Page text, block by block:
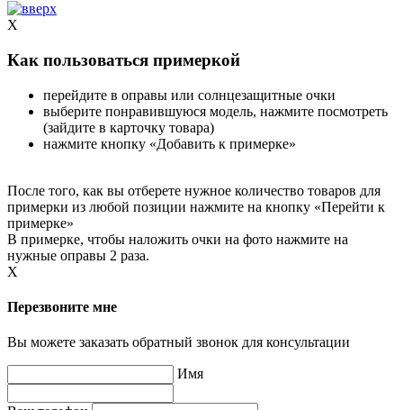
X
Как пользоваться примеркой
перейдите в оправы или солнцезащитные очки
выберите понравившуюся модель, нажмите посмотреть
(зайдите в карточку товара)
нажмите кнопку «Добавить к примерке»
После того, как вы отберете нужное количество товаров для
примерки из любой позиции нажмите на кнопку «Перейти к
примерке»
В примерке, чтобы наложить очки на фото нажмите на
нужные оправы 2 раза.
X
Перезвоните мне
Вы можете заказать обратный звонок для консультации
Имя